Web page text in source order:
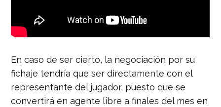
En caso de ser cierto, la negociación por su
fichaje tendría que ser directamente con el
representante del jugador, puesto que se
convertirá en agente libre a finales del mes en